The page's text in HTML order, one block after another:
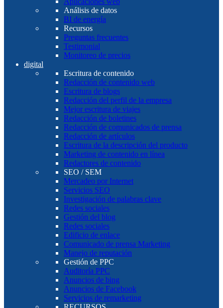
Análisis de datos
BI de energía
Recursos
Preguntas frecuentes
Testimonial
Monitoreo de precios
digital
Escritura de contenido
Redacción de contenido web
Escritura de blogs
Redacción del perfil de la empresa
Mejor escritura de viajes
Redacción de boletines
Redacción de comunicados de prensa
Redacción de artículos
Escritura de la descripción del producto
Marketing de contenido en línea
Redactores de contenido
SEO / SEM
Mercadeo por Internet
Servicios SEO
Investigación de palabras clave
Redes sociales
Gestión del blog
Redes sociales
Edificio de enlace
Comunicado de prensa Marketing
Manejo de reputación
Gestión de PPC
Auditoría PPC
Anuncios de bing
Anuncios de Facebook
Servicios de remarketing